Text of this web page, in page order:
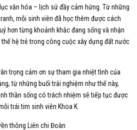
văn hóa – lịch sử đầy cảm hứng. Từ những
mỗi sinh viên đã học thêm được cách
hơn từng khoảnh khắc đang sống và nhận
hệ trẻ trong công cuộc xây dựng đất nước
trọng cảm ơn sự tham gia nhiệt tình của
từ những buổi trải nghiệm như thế này,
thần sống có trách nhiệm sẽ tiếp tục được
trái tim sinh viên Khoa K.
thông Liên chi Đoàn